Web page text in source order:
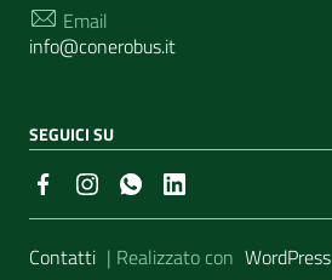
Email
info@conerobus.it
SEGUICI SU
Sezione Link Utili
Contatti | Realizzato con WordPress